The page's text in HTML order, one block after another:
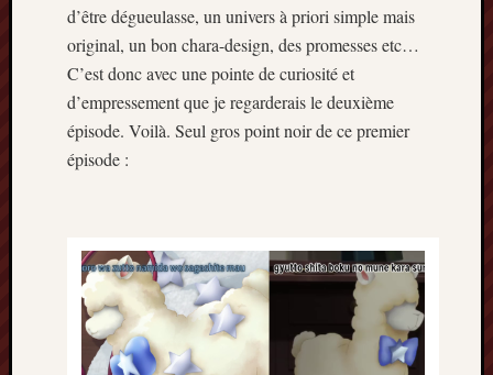
d’être dégueulasse, un univers à priori simple mais
original, un bon chara-design, des promesses etc…
C’est donc avec une pointe de curiosité et
d’empressement que je regarderais le deuxième
épisode. Voilà. Seul gros point noir de ce premier
épisode :